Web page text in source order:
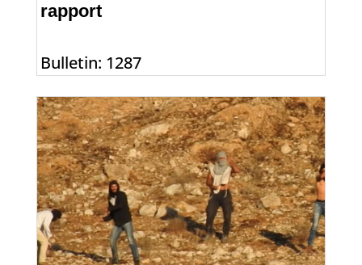
rapport
Bulletin: 1287